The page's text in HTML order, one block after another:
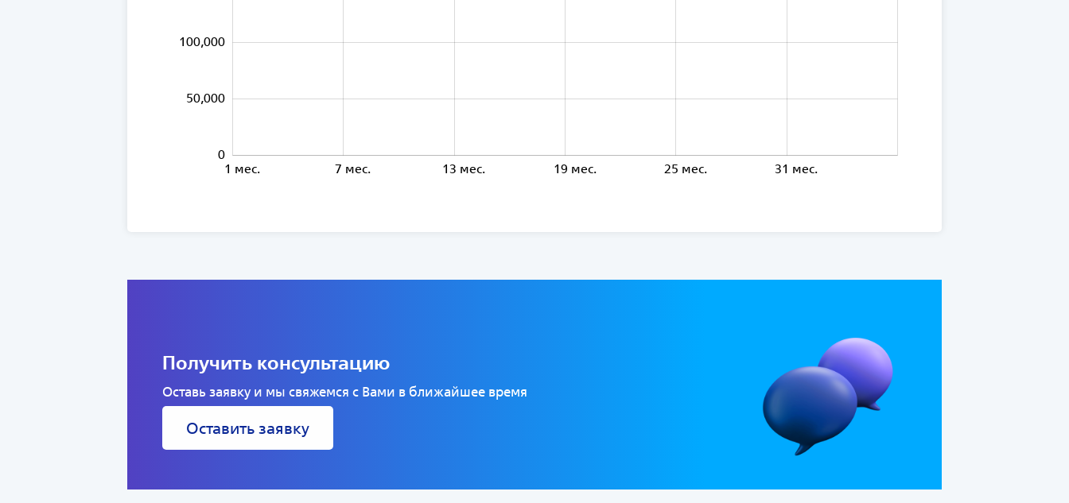
100,000
0
50,000
100,000
L
1 мес.
6 мес.
11 мес.
16 мес.
21 мес.
26 мес. 31 мес.
36 мес. 7 мес. 13 мес. 19 мес. 25 мес.
Получить консультацию
Оставь заявку и мы свяжемся с Вами в ближайшее время
Оставить заявку